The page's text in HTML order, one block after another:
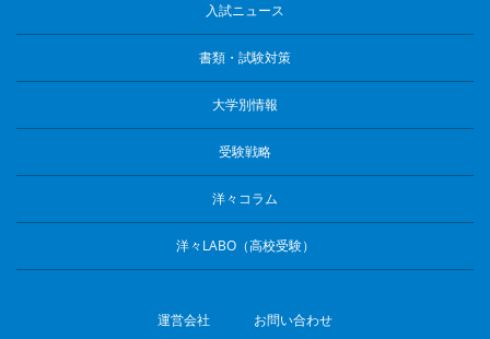
入試ニュース
書類・試験対策
大学別情報
受験戦略
洋々コラム
洋々LABO（高校受験）
運営会社 お問い合わせ